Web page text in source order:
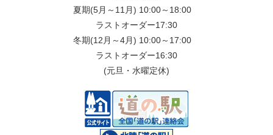
夏期(5月～11月) 10:00～18:00
ラストオーダー17:30
冬期(12月～4月) 10:00～17:00
ラストオーダー16:30
(元旦・水曜定休)